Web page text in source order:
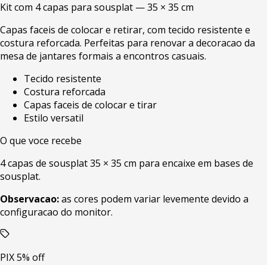
Kit com 4 capas para sousplat — 35 × 35 cm
Capas faceis de colocar e retirar, com tecido resistente e
costura reforcada. Perfeitas para renovar a decoracao da
mesa de jantares formais a encontros casuais.
Tecido resistente
Costura reforcada
Capas faceis de colocar e tirar
Estilo versatil
O que voce recebe
4 capas de sousplat 35 × 35 cm para encaixe em bases de
sousplat.
Observacao:as cores podem variar levemente devido a
configuracao do monitor.
PIX 5% off